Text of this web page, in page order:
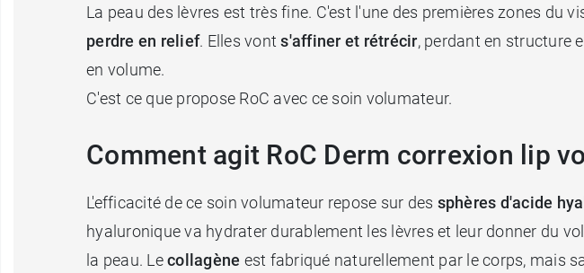
La peau des lèvres est très fine. C'est l'une des premières zones du
perdre en relief. Elles vonts'affiner et rétrécir, perdant en structure
en volume.
C'est ce que propose RoC avec ce soin volumateur.
Comment agit RoC Derm correxion lip
L'efficacité de ce soin volumateur repose sur des sphères d'acide
hyaluronique va hydrater durablement les lèvres et leur donner du
la peau. Lecollagène est fabriqué naturellement par le corps, mais